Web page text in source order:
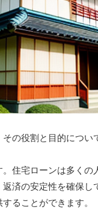
の役割と目的につい
住宅ローンは多く
済の安定性を確保
ることができます。